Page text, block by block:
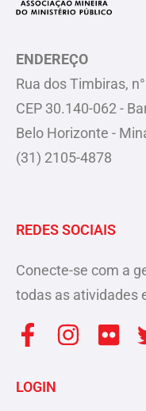
ENDEREÇO
Rua dos Timbiras,
CEP 30.140-062 -
Belo Horizonte -
(31) 2105-4878
REDES SOCIAIS
Conecte-se com a
todas as atividades
F
a
c
I F
LOGIN